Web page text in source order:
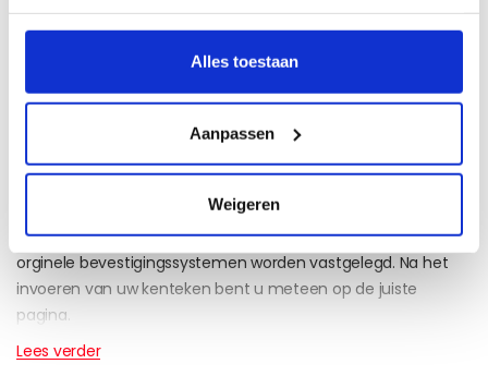
Alles toestaan
Aanpassen
Weigeren
Volvo C70 automatten op maat bestellen
Mijnautomatten.nl levert voor elke auto de pasvorm matten.
Deze wijken niet af van het orgineel en kunnen met de
orginele bevestigingssystemen worden vastgelegd. Na het
invoeren van uw kenteken bent u meteen op de juiste
pagina.
Lees verder